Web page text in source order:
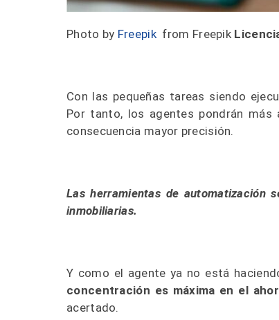
Photo by Freepikfrom Freepik
Con las pequeñas tareas siendo
Por tanto, los agentes pondrán
consecuencia mayor precisión.
Las herramientas de automatización
inmobiliarias.
Y como el agente ya no está
concentración es máxima en el
acertado.